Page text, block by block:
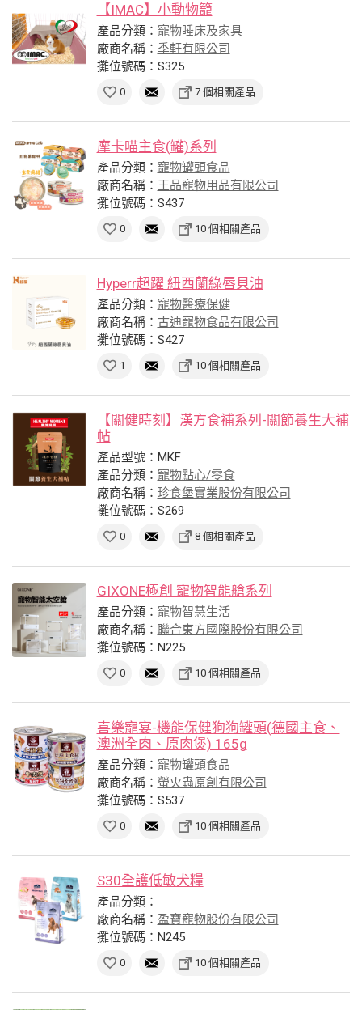
【IMAC】小動物籠
產品分類： 寵物睡床及家具
廠商名稱： 季軒有限公司
攤位號碼：S325
0 7 個相關產品
摩卡喵主食(罐)系列
產品分類： 寵物罐頭食品
廠商名稱： 王品寵物用品有限公司
攤位號碼：S437
0 10 個相關產品
Hyperr超躍 紐西蘭綠唇貝油
產品分類： 寵物醫療保健
廠商名稱： 古迪寵物食品有限公司
攤位號碼：S427
1 10 個相關產品
【關健時刻】漢方食補系列-關節養生大補
帖
產品型號：MKF
產品分類： 寵物點心/零食
廠商名稱： 珍食堡實業股份有限公司
攤位號碼：S269
0 8 個相關產品
GIXONE極創 寵物智能艙系列
產品分類： 寵物智慧生活
廠商名稱： 聯合東方國際股份有限公司
攤位號碼：N225
0 10 個相關產品
喜樂寵宴-機能保健狗狗罐頭(德國主食、
澳洲全肉、原肉煲) 165g
產品分類： 寵物罐頭食品
廠商名稱： 螢火蟲原創有限公司
攤位號碼：S537
0 10 個相關產品
S30全護低敏犬糧
產品分類：
廠商名稱： 盈寶寵物股份有限公司
攤位號碼：N245
0 10 個相關產品